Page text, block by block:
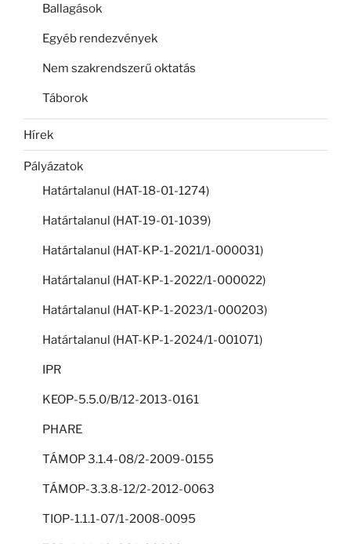
Ballagások
Egyéb rendezvények
Nem szakrendszerű oktatás
Táborok
Hírek
Pályázatok
Határtalanul (HAT-18-01-1274)
Határtalanul (HAT-19-01-1039)
Határtalanul (HAT-KP-1-2021/1-000031)
Határtalanul (HAT-KP-1-2022/1-000022)
Határtalanul (HAT-KP-1-2023/1-000203)
Határtalanul (HAT-KP-1-2024/1-001071)
IPR
KEOP-5.5.0/B/12-2013-0161
PHARE
TÁMOP 3.1.4-08/2-2009-0155
TÁMOP-3.3.8-12/2-2012-0063
TIOP-1.1.1-07/1-2008-0095